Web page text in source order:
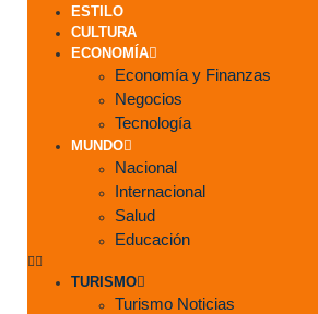
ESTILO
CULTURA
ECONOMÍA
Economía y Finanzas
Negocios
Tecnología
MUNDO
Nacional
Internacional
Salud
Educación
TURISMO
Turismo Noticias